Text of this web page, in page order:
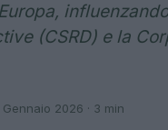
(CSRD) e la
Gennaio 2026 · 3 min